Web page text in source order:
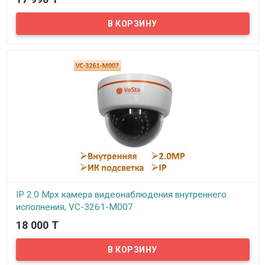
В наличии
Предлагаем новинку! Fish-Eye камеры – это камеры с углом
обзора 360°, также их называют «рыбий глаз». Такие камеры
крепятся к потолку, что позволяет видеть все помещение без
это уникальное решение в сфере видеонаблюдения, т.к.
фактически одно компактное устройство способно заменить
собой несколько камер. Отличительной особенностью
панорамных камер является их компактный размер и простота
IP 2.0 Mpx камера видеонаблюдения внутреннего
исполнения, VC-3261-M007
В наличии
Предлагаем IP 2.0 Mpx камеры видеонаблюдения VeSta от
российского производителя ООО АВМ (г. Новосибирск). Слоган
бренда VeSta «Качество выше цены» говорит сам за себя.
18 000 T